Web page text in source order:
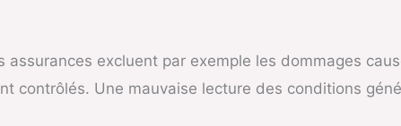
excluent par exemple les dommages
contrôlés. Une mauvaise lecture des conditions